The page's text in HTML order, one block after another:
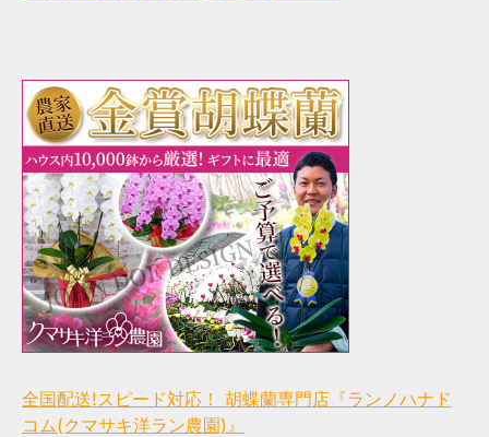
全国配送!スピード対応！ 胡蝶蘭専門店『ランノハナド
コム(クマサキ洋ラン農園)』